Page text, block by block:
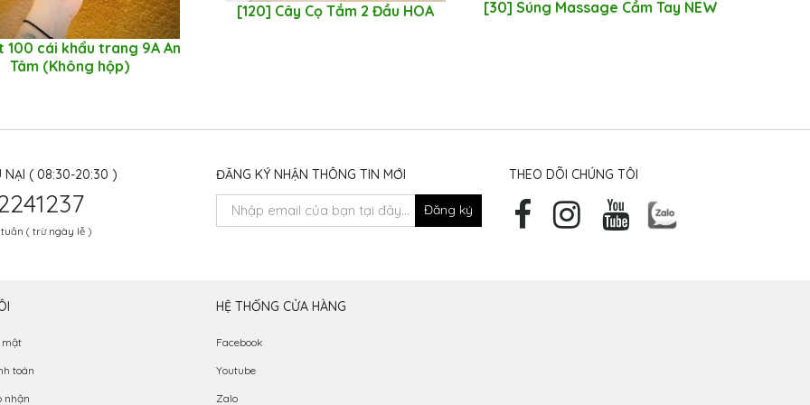
100 cái khẩu trang 9A An
Tâm (Không hộp)
[120] Cây Cọ Tắm 2 Đầu HOA [30] Súng Massage Cầm Tay NEW
NẠI ( 08:30-20:30 )
( trừ ngày lễ )
ĐĂNG KÝ NHẬN THÔNG TIN MỚI
Đăng ký
THEO DÕI CHÚNG TÔI
mật
toán
nhận
HỆ THỐNG CỬA HÀNG
Facebook
Youtube
Zalo